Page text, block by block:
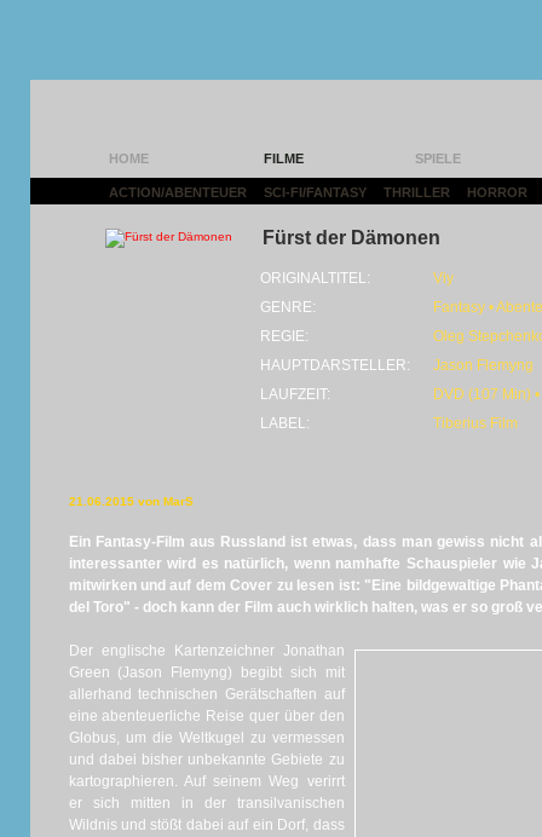
HOME FILME SPIELE
ACTION/ABENTEUER SCI-FI/FANTASY THRILLER HORROR
Fürst der Dämonen
ORIGINALTITEL:
Viy
GENRE:
Fantasy •
REGIE:
Oleg
HAUPTDARSTELLER:
Jason Flemyng
LAUFZEIT:
DVD (107 Min)
LABEL:
Tiberius Film
21.06.2015 von MarS
Ein Fantasy-Film aus Russland ist etwas, dass man gewiss nicht
interessanter wird es natürlich, wenn namhafte Schauspieler wie
mitwirken und auf dem Cover zu lesen ist: "Eine bildgewaltige
del Toro" - doch kann der Film auch wirklich halten, was er so groß
Der englische Kartenzeichner Jonathan
Green (Jason Flemyng) begibt sich mit
allerhand technischen Gerätschaften auf
eine abenteuerliche Reise quer über den
Globus, um die Weltkugel zu vermessen
und dabei bisher unbekannte Gebiete zu
kartographieren. Auf seinem Weg verirrt
er sich mitten in der transilvanischen
Wildnis und stößt dabei auf ein Dorf, dass